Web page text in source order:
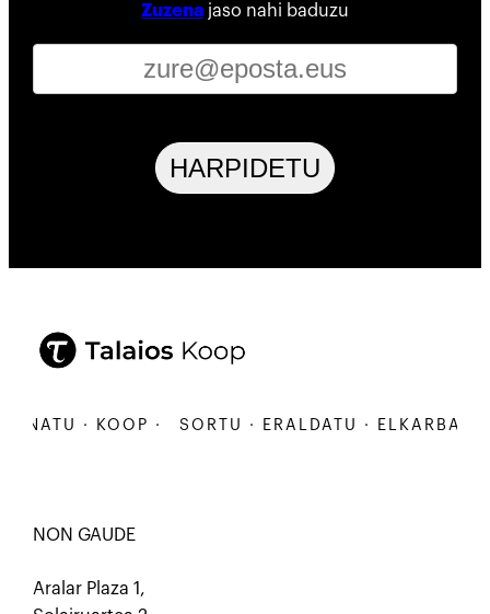
Zuzena jaso nahi baduzu
HARPIDETU
· KOOP · SORTU · ERALDATU ·
NON GAUDE
Aralar Plaza 1,